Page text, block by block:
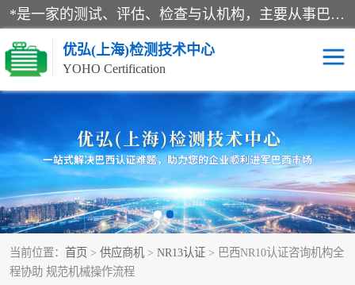
*是一家的测试、评估、检查与认机构，主要从事巴西NR10认证、NR12认证、NR13认证；ANATEL认证、INMTRO认证，欧盟CE认证：MD认证，PED认证，MID认证，ATEX认证，德国蓝色天使认证。
优弘(上海)检测技术中心
YOHO Certification
当前位置： 首页 > 供应商机 > NR13认证 > 巴西NR10认证咨询机构全
程协助 规范机械操作流程
RECYCLASS认证 NR10认证
NR12认证 NR13认证
ART认证 巴西NR认证
巴西认证 RETIE认证